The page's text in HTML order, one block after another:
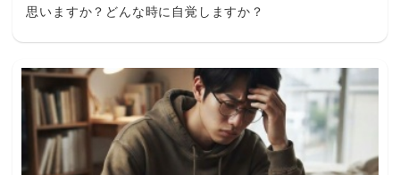
思いますか？どんな時に自覚しますか？